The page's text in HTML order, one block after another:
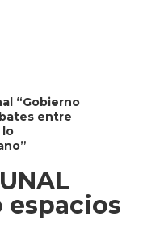
“Gobierno
entre
lo
espacios